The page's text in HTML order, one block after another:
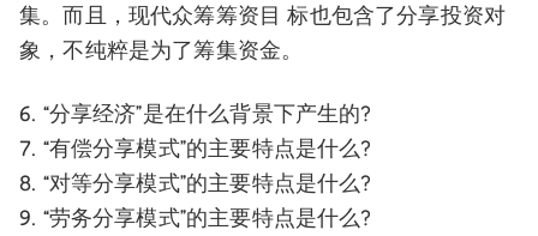
集。而且，现代众筹筹资目 标也包含了分享投资对
象，不纯粹是为了筹集资金。
6. “分享经济”是在什么背景下产生的?
7. “有偿分享模式”的主要特点是什么?
8. “对等分享模式”的主要特点是什么?
9. “劳务分享模式”的主要特点是什么?